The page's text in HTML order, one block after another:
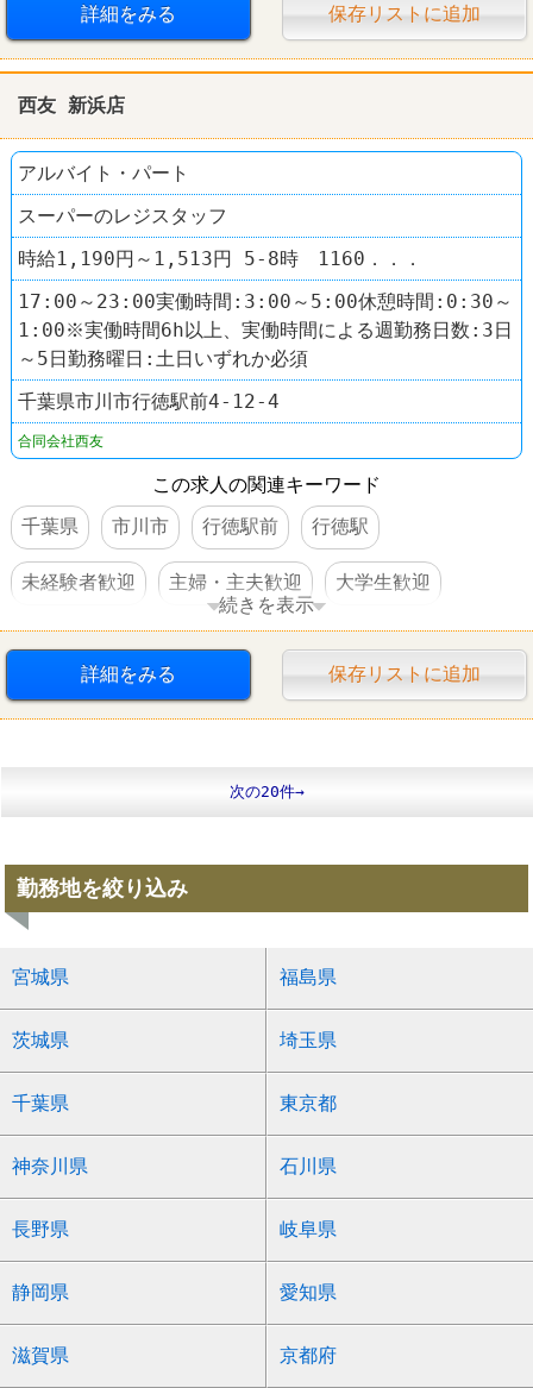
西友(SEIYU)
詳細をみる 保存リストに追加
西友 新浜店
アルバイト・パート
スーパーのレジスタッフ
時給1,190円～1,513円 5-8時 1160．．．
17:00～23:00実働時間:3:00～5:00休憩時間:0:30～
1:00※実働時間6h以上、実働時間による週勤務日数:3日
～5日勤務曜日:土日いずれか必須
千葉県市川市行徳駅前4-12-4
合同会社西友
この求人の関連キーワード
千葉県
市川市 行徳駅前 行徳駅
未経験者歓迎 主婦・主夫歓迎 大学生歓迎
WワークOK 交通費支給 社員登用あり スーパー
続きを表示
詳細をみる 保存リストに追加
次の20件→
勤務地を絞り込み
宮城県 福島県
茨城県 埼玉県
千葉県 東京都
神奈川県 石川県
長野県 岐阜県
静岡県 愛知県
滋賀県 京都府